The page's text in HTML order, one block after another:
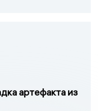
артефакта из